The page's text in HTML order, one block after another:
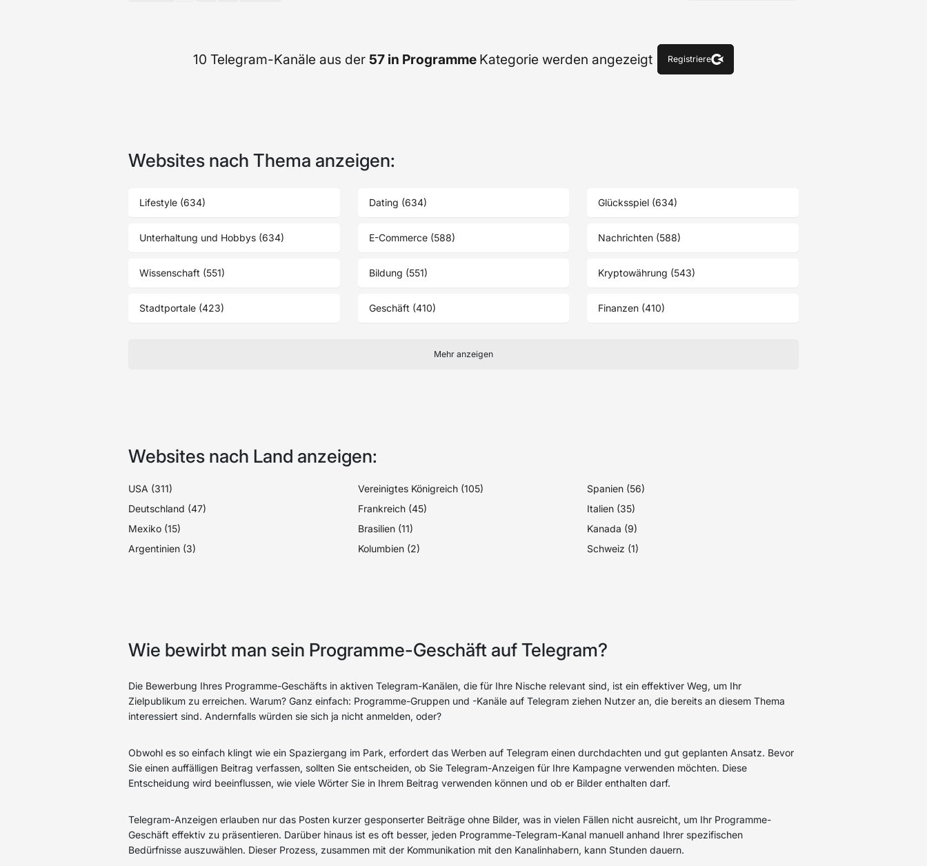
10 Telegram-Kanäle aus der 57 in Programme Kategorie werden angezeigt Registriere
Websites nach Thema anzeigen:
Lifestyle (634) Dating (634) Glücksspiel (634)
Unterhaltung und Hobbys (634) E-Commerce (588) Nachrichten (588)
Wissenschaft (551) Bildung (551) Kryptowährung (543)
Stadtportale (423) Geschäft (410) Finanzen (410)
Mehr anzeigen
Websites nach Land anzeigen:
USA (311) Vereinigtes Königreich (105)
Spanien (56)
Deutschland (47)
Frankreich (45)
Italien (35)
Mexiko (15)
Brasilien (11)
Kanada (9)
Argentinien (3)
Kolumbien (2) Schweiz (1)
Wie bewirbt man sein Programme-Geschäft auf Telegram?
Die Bewerbung Ihres Programme-Geschäfts in aktiven Telegram-Kanälen, die für Ihre Nische relevant sind, ist ein effektiver Weg, um Ihr
Zielpublikum zu erreichen. Warum? Ganz einfach: Programme-Gruppen und -Kanäle auf Telegram ziehen Nutzer an, die bereits an diesem Thema
interessiert sind. Andernfalls würden sie sich ja nicht anmelden, oder?
Obwohl es so einfach klingt wie ein Spaziergang im Park, erfordert das Werben auf Telegram einen durchdachten und gut geplanten Ansatz. Bevor
Sie einen auffälligen Beitrag verfassen, sollten Sie entscheiden, ob Sie Telegram-Anzeigen für Ihre Kampagne verwenden möchten. Diese
Entscheidung wird beeinflussen, wie viele Wörter Sie in Ihrem Beitrag verwenden können und ob er Bilder enthalten darf.
Telegram-Anzeigen erlauben nur das Posten kurzer gesponserter Beiträge ohne Bilder, was in vielen Fällen nicht ausreicht, um Ihr Programme-
Geschäft effektiv zu präsentieren. Darüber hinaus ist es oft besser, jeden Programme-Telegram-Kanal manuell anhand Ihrer spezifischen
Bedürfnisse auszuwählen. Dieser Prozess, zusammen mit der Kommunikation mit den Kanalinhabern, kann Stunden dauern.